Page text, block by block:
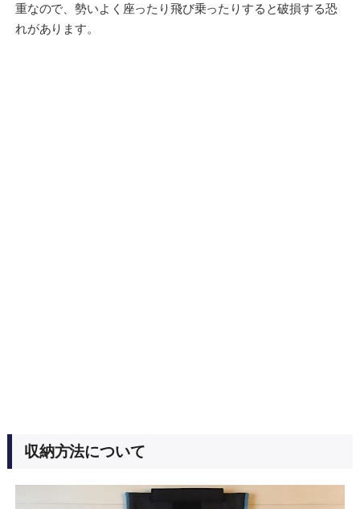
重なので、勢いよく座ったり飛び乗ったりすると破損する恐
れがあります。
収納方法について